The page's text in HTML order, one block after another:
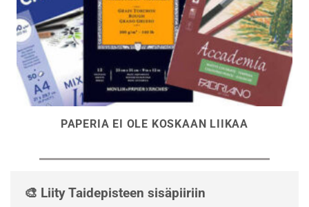
PAPERIA EI OLE KOSKAAN LIIKAA
🎨 Liity Taidepisteen sisäpiiriin